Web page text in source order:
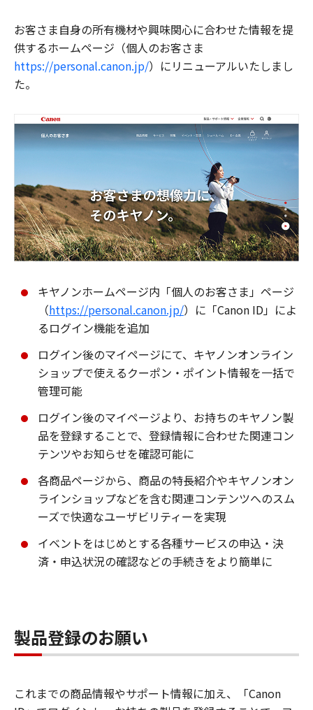
お客さま自身の所有機材や興味関心に合わせた情報を提
供するホームページ（個人のお客さま
https://personal.canon.jp/）にリニューアルいたしまし
た。
キヤノンホームページ内「個人のお客さま」ページ
（https://personal.canon.jp/）に「Canon ID」によ
るログイン機能を追加
ログイン後のマイページにて、キヤノンオンライン
ショップで使えるクーポン・ポイント情報を一括で
管理可能
ログイン後のマイページより、お持ちのキヤノン製
品を登録することで、登録情報に合わせた関連コン
テンツやお知らせを確認可能に
各商品ページから、商品の特長紹介やキヤノンオン
ラインショップなどを含む関連コンテンツへのスム
ーズで快適なユーザビリティーを実現
イベントをはじめとする各種サービスの申込・決
済・申込状況の確認などの手続きをより簡単に
製品登録のお願い
これまでの商品情報やサポート情報に加え、「Canon